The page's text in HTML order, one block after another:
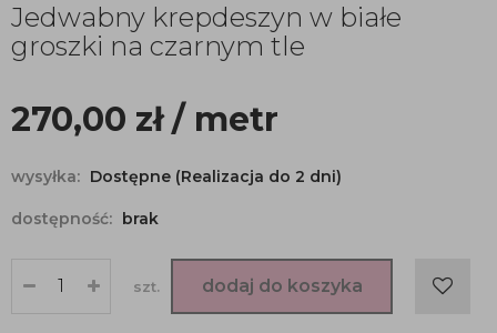
Jedwabny krepdeszyn w białe
groszki na czarnym tle
270,00 zł/ metr
wysyłka: Dostępne (Realizacja do 2 dni)
dostępność: brak
szt. dodaj do koszyka